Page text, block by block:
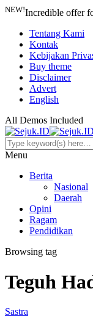
NEW!Incredible offer
Tentang Kami
Kontak
Kebijakan
Buy theme
Disclaimer
Advert
English
All Demos Included
Menu
Berita
Nasional
Daerah
Opini
Ragam
Pendidikan
Browsing tag
Teguh
Sastra